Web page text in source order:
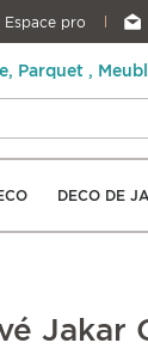
Espace pro
Parquet ,
DECO DE
Jakar